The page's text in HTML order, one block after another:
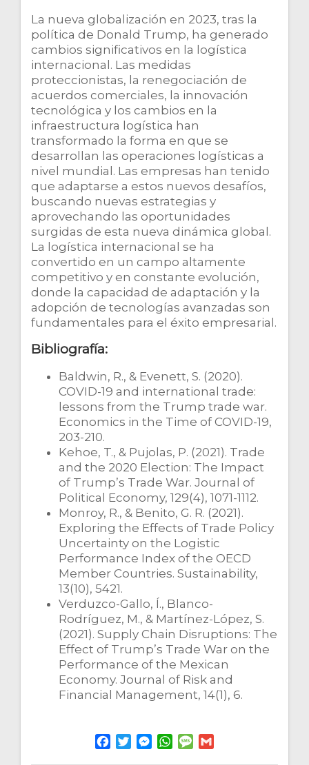
La nueva globalización en 2023, tras la
política de Donald Trump, ha generado
cambios significativos en la logística
internacional. Las medidas
proteccionistas, la renegociación de
acuerdos comerciales, la innovación
tecnológica y los cambios en la
infraestructura logística han
transformado la forma en que se
desarrollan las operaciones logísticas a
nivel mundial. Las empresas han tenido
que adaptarse a estos nuevos desafíos,
buscando nuevas estrategias y
aprovechando las oportunidades
surgidas de esta nueva dinámica global.
La logística internacional se ha
convertido en un campo altamente
competitivo y en constante evolución,
donde la capacidad de adaptación y la
adopción de tecnologías avanzadas son
fundamentales para el éxito empresarial.
Bibliografía:
Baldwin, R., & Evenett, S. (2020).
COVID-19 and international trade:
lessons from the Trump trade war.
Economics in the Time of COVID-19,
203-210.
Kehoe, T., & Pujolas, P. (2021). Trade
and the 2020 Election: The Impact
of Trump’s Trade War. Journal of
Political Economy, 129(4), 1071-1112.
Monroy, R., & Benito, G. R. (2021).
Exploring the Effects of Trade Policy
Uncertainty on the Logistic
Performance Index of the OECD
Member Countries. Sustainability,
13(10), 5421.
Verduzco-Gallo, Í., Blanco-
Rodríguez, M., & Martínez-López, S.
(2021). Supply Chain Disruptions: The
Effect of Trump’s Trade War on the
Performance of the Mexican
Economy. Journal of Risk and
Financial Management, 14(1), 6.
M
W
M